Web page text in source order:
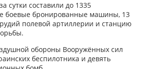
сутки составили до 1335
боевые бронированные машины, 13
полевой артиллерии и станцию
обороны Вооружённых сил
беспилотника и девять